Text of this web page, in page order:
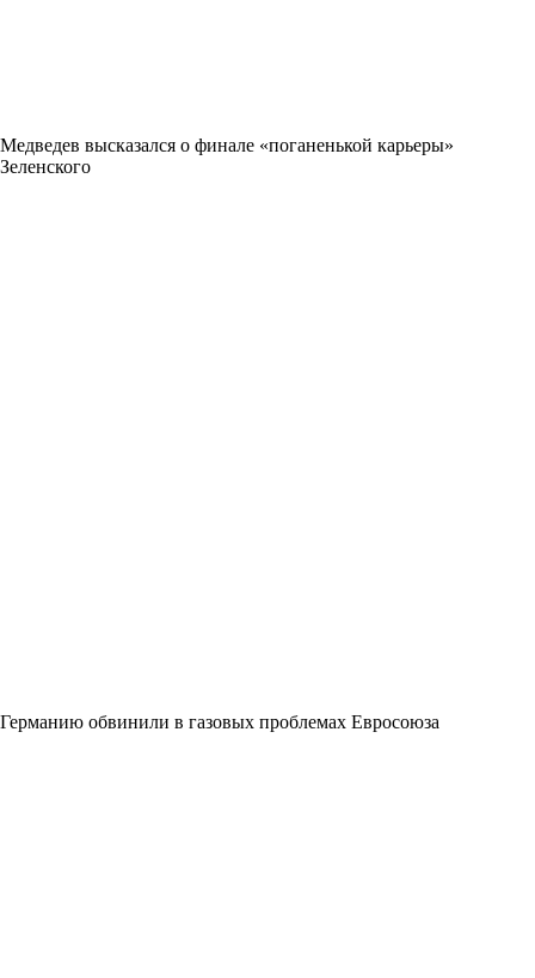
Медведев высказался о финале «поганенькой карьеры»
Зеленского
Германию обвинили в газовых проблемах Евросоюза